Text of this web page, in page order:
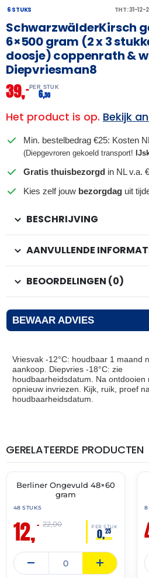
6 STUKS THT: 31-12-
SchwarzwälderKirsch
6×500 gram (2 x 3
doosje) coppenrath &
Diepvriesman8
39,– PER STUK
6,50
Het product is op. Bekijk
Min. bestelbedrag €25: Kosten
(Diepgevroren gekoeld transport!
Gratis thuisbezorgd in NL v.a.
Kies zelf jouw bezorgdag uit
BESCHRIJVING
AANVULLENDE
BEOORDELINGEN (0)
BEWAAR ADVIES
Vriesvak -12°C: houdbaar 1 maand
aankoop. Diepvries -18°C: zie
houdbaarheidsdatum. Na ontdooien
opnieuw invriezen. Kijk, ruik, proef
houdbaarheidsdatum.
GERELATEERDE PRODUCTEN
🔥 OP=OP
THT:
30-
Berliner Ongevuld 48×60
gram
48 STUKS
12,– PER STUK
0,25
22,00
8